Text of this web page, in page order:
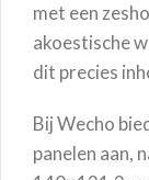
met een
akoestische
dit precies
Bij Wecho
panelen aan,